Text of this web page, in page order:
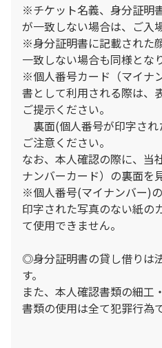
※チケット名義、身分証明
が一致しない場合は、ご入
※身分証明書に記載された
一致しない場合も同様とな
※個人番号カード（マイナ
書として利用される際は、
ご提示ください。
裏面(個人番号が印字され
ご注意ください。
なお、本人確認の際に、当
ナンバーカード）の裏面を
※個人番号(マイナンバー)
印字された写真のない紙の
て使用できません。
◎身分証明書の貸し借りは
す。
また、本人確認書類の細工
書類の使用は全て犯罪行為